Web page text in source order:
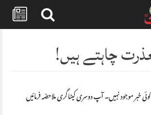
چاہتے ہیں!
خبر موجود نہیں۔ آپ دوسری کیٹاگری ملاحضہ فرمائیں